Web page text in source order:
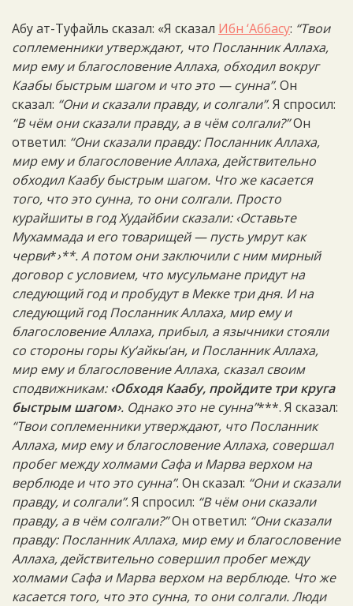
Абу ат-Туфайль сказал: «Я сказал Ибн ‘Аббасу: “Твои
соплеменники утверждают, что Посланник Аллаха,
мир ему и благословение Аллаха, обходил вокруг
Каабы быстрым шагом и что это — сунна”. Он
сказал: “Они и сказали правду, и солгали”. Я спросил:
“В чём они сказали правду, а в чём солгали?”Он
ответил: “Они сказали правду: Посланник Аллаха,
мир ему и благословение Аллаха, действительно
обходил Каабу быстрым шагом. Что же касается
того, что это сунна, то они солгали. Просто
курайшиты в год Худайбии сказали: ‹Оставьте
Мухаммада и его товарищей — пусть умрут как
черви*›**. А потом они заключили с ним мирный
договор с условием, что мусульмане придут на
следующий год и пробудут в Мекке три дня. И на
следующий год Посланник Аллаха, мир ему и
благословение Аллаха, прибыл, а язычники стояли
со стороны горы Ку‘айкы‘ан, и Посланник Аллаха,
мир ему и благословение Аллаха, сказал своим
сподвижникам:‹Обходя Каабу, пройдите три круга
быстрым шагом›. Однако это не сунна”***. Я сказал:
“Твои соплеменники утверждают, что Посланник
Аллаха, мир ему и благословение Аллаха, совершал
пробег между холмами Сафа и Марва верхом на
верблюде и что это сунна”. Он сказал: “Они и сказали
правду, и солгали”. Я спросил: “В чём они сказали
правду, а в чём солгали?”Он ответил: “Они сказали
правду: Посланник Аллаха, мир ему и благословение
Аллаха, действительно совершил пробег между
холмами Сафа и Марва верхом на верблюде. Что же
касается того, что это сунна, то они солгали. Люди